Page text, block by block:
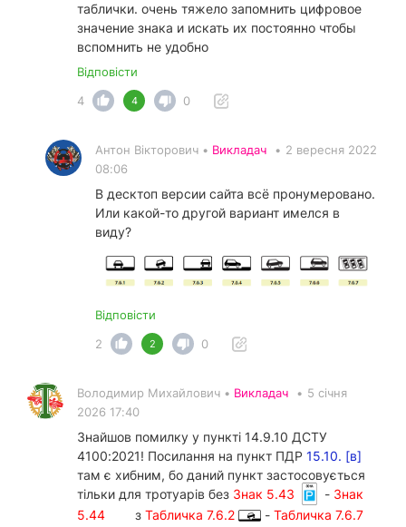
таблички. очень тяжело запомнить цифровое
значение знака и искать их постоянно чтобы
вспомнить не удобно
Відповісти
4
4 0
Антон Вікторович • Викладач • 2 вересня 2022
08:06
В десктоп версии сайта всё пронумеровано.
Или какой-то другой вариант имелся в
виду?
Відповісти
2
2 0
Володимир Михайлович • Викладач • 5 січня
2026 17:40
Знайшов помилку у пункті 14.9.10 ДСТУ
4100:2021! Посилання на пункт ПДР 15.10. [в]
там є хибним, бо даний пункт застосовується
тільки для тротуарів без Знак 5.43 - Знак
5.44
з Табличка 7.6.2 - Табличка 7.6.7